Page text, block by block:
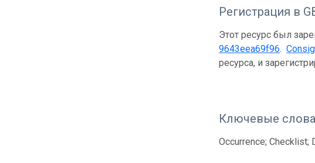
Регистрация в
Этот ресурс был
9643eea69f96.
ресурса, и
Ключевые слова
Occurrence; Checklist;